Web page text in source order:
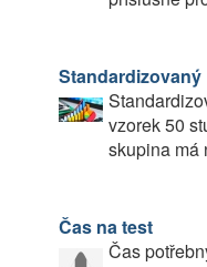
Standardizovaný
vzorek 50
skupina má
Čas na test
Čas